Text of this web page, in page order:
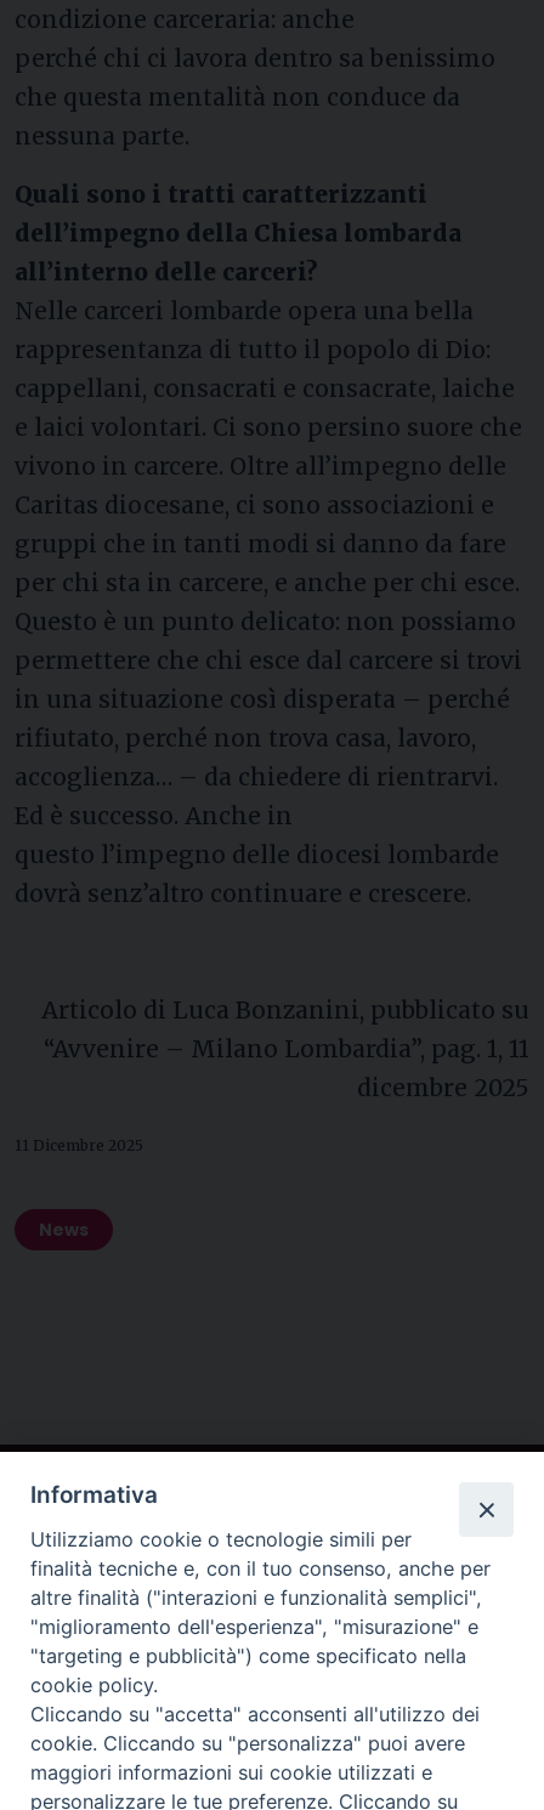
condizione carceraria: anche
perché chi ci lavora dentro sa benissimo
che questa mentalità non conduce da
nessuna parte.
Quali sono i tratti caratterizzanti
dell’impegno della Chiesa lombarda
all’interno delle carceri?
Nelle carceri lombarde opera una bella
rappresentanza di tutto il popolo di Dio:
cappellani, consacrati e consacrate, laiche
e laici volontari. Ci sono persino suore che
vivono in carcere. Oltre all’impegno delle
Caritas diocesane, ci sono associazioni e
gruppi che in tanti modi si danno da fare
per chi sta in carcere, e anche per chi esce.
Questo è un punto delicato: non possiamo
permettere che chi esce dal carcere si trovi
in una situazione così disperata – perché
rifiutato, perché non trova casa, lavoro,
accoglienza… – da chiedere di rientrarvi.
Ed è successo. Anche in
questo l’impegno delle diocesi lombarde
dovrà senz’altro continuare e crescere.
Articolo di Luca Bonzanini, pubblicato su
“Avvenire – Milano Lombardia”, pag. 1, 11
dicembre 2025
11 Dicembre 2025
News
Conferenza Episcopale Lombarda (CEL)
Informativa
Utilizziamo cookie o tecnologie simili per
finalità tecniche e, con il tuo consenso, anche per
altre finalità ("interazioni e funzionalità semplici",
"miglioramento dell'esperienza", "misurazione" e
"targeting e pubblicità") come specificato nella
cookie policy.
Cliccando su "accetta" acconsenti all'utilizzo dei
cookie. Cliccando su "personalizza" puoi avere
maggiori informazioni sui cookie utilizzati e
personalizzare le tue preferenze. Cliccando su